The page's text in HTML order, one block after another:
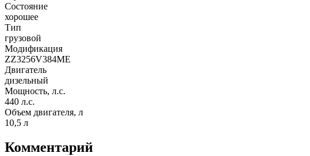
Состояние
хорошее
Тип
грузовой
Модификация
ZZ3256V384ME
Двигатель
дизельный
Мощность, л.с.
440 л.с.
Объем двигателя, л
10,5 л
Комментарий